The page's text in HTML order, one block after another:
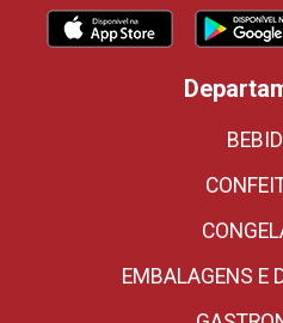
EMBALAGENS E